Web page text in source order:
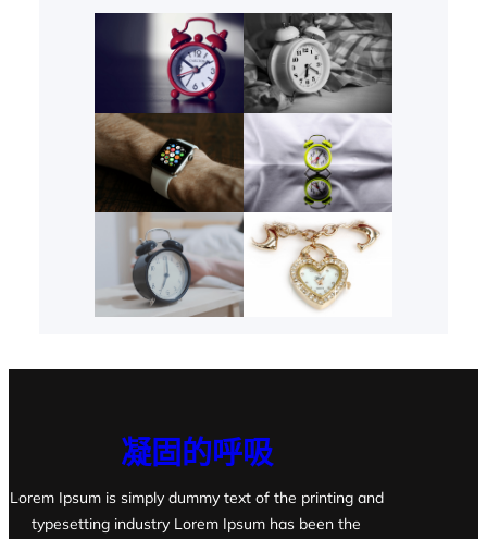
凝固的呼吸
Lorem Ipsum is simply dummy text of the printing and
typesetting industry Lorem Ipsum has been the